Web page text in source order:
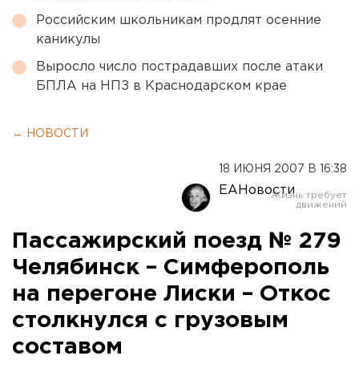
Российским школьникам продлят осенние
каникулы
Выросло число пострадавших после атаки
БПЛА на НПЗ в Краснодарском крае
← НОВОСТИ
18 ИЮНЯ 2007 В 16:38
ЕАНовости
Пассажирский поезд № 279
Челябинск – Симферополь
на перегоне Лиски – Откос
столкнулся с грузовым
составом